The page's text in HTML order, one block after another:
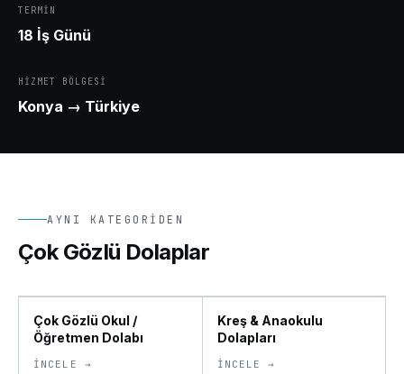
TERMIN
18 İş Günü
HIZMET BÖLGESI
Konya → Türkiye
AYNI KATEGORIDEN
Çok Gözlü Dolaplar
Çok Gözlü Okul /
Öğretmen Dolabı
İNCELE →
Kreş & Anaokulu
Dolapları
İNCELE →